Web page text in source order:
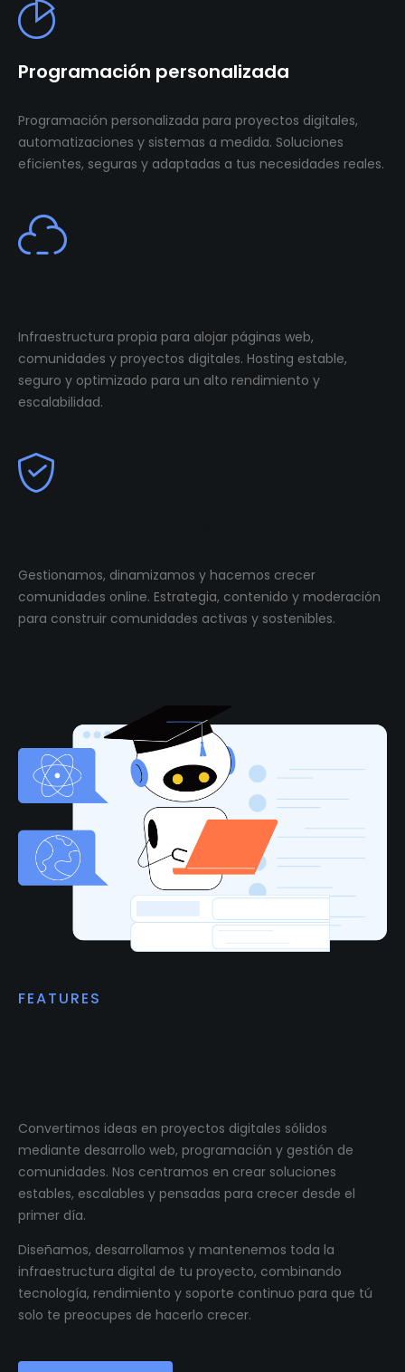
Programación personalizada
Programación personalizada para proyectos digitales,
automatizaciones y sistemas a medida. Soluciones
eficientes, seguras y adaptadas a tus necesidades reales.
Infraestructura propia para alojar páginas web,
comunidades y proyectos digitales. Hosting estable,
seguro y optimizado para un alto rendimiento y
escalabilidad.
Gestionamos, dinamizamos y hacemos crecer
comunidades online. Estrategia, contenido y moderación
para construir comunidades activas y sostenibles.
FEATURES
Convertimos ideas en proyectos digitales sólidos
mediante desarrollo web, programación y gestión de
comunidades. Nos centramos en crear soluciones
estables, escalables y pensadas para crecer desde el
primer día.
Diseñamos, desarrollamos y mantenemos toda la
infraestructura digital de tu proyecto, combinando
tecnología, rendimiento y soporte continuo para que tú
solo te preocupes de hacerlo crecer.